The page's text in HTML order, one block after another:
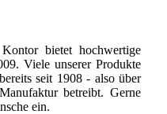
bietet hochwertige
Viele unserer Produkte
seit 1908 - also über
betreibt. Gerne
ein.